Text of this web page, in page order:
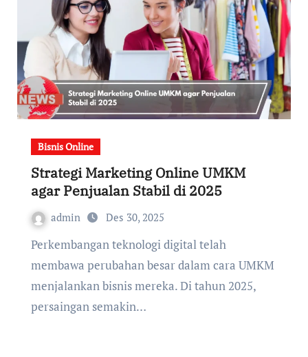
Bisnis Online
Strategi Marketing Online UMKM
agar Penjualan Stabil di 2025
admin Des 30, 2025
Perkembangan teknologi digital telah
membawa perubahan besar dalam cara UMKM
menjalankan bisnis mereka. Di tahun 2025,
persaingan semakin…